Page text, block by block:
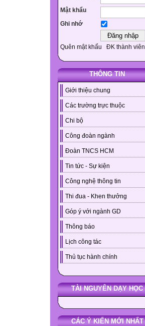
Mật khẩu
Ghi nhớ
Quên mật khẩu ĐK thành viên
THÔNG TIN
Giới thiệu chung
Các trường trực thuộc
Chi bộ
Công đoàn ngành
Đoàn TNCS HCM
Tin tức - Sự kiện
Công nghệ thông tin
Thi đua - Khen thưởng
Góp ý với ngành GD
Thông báo
Lịch công tác
Thủ tục hành chính
TÀI NGUYÊN DẠY HỌC
CÁC Ý KIẾN MỚI NHẤT